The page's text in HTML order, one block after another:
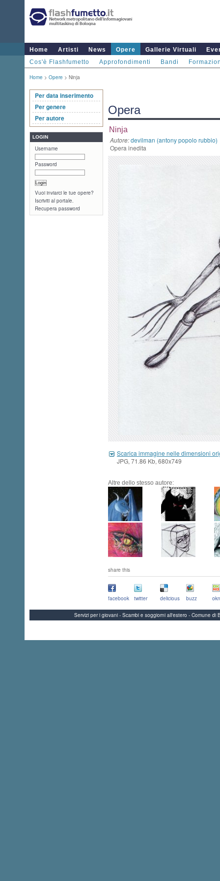
Home Artisti News Opere Gallerie Virtuali
Cos'è Flashfumetto
Approfondimenti Bandi
Home > Opere > Ninja
Per data inserimento
Per genere
Per autore
LOGIN
Username
Password
Vuoi inviarci le tue opere?
Iscriviti al portale.
Recupera password
Opera
Ninja
Autore:devilman (antony popolo rubbio)
Opera inedita
Scarica immagine nelle dimensioni
JPG, 71.86 Kb, 680x749
Altre dello stesso autore:
share this
facebook twitter delicious buzz
Servizi per i giovani - Scambi e soggiorni all'estero - Comune